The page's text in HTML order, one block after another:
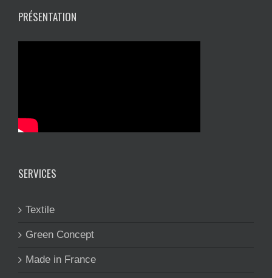
PRÉSENTATION
SERVICES
Textile
Green Concept
Made in France